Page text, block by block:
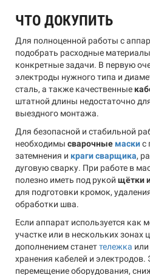
ЧТО ДОКУПИТЬ
Для полноценной работы с
подобрать расходные
конкретные задачи. В первую
электроды нужного типа и
сталь, а также качественные
штатной длины недостаточно
выездного монтажа.
Для безопасной и стабильной
необходимы сварочные маскис
затемнения и краги сварщика,
дуговую сварку. При работе в
полезно иметь под рукой щётки
для подготовки кромок,
обработки шва.
Если аппарат используется как
участке или в нескольких зонах
дополнением станеттележка
хранения кабелей и электродов.
перемещение оборудования,